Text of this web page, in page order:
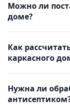
Можно ли
доме?
Как
каркасного
Нужна ли